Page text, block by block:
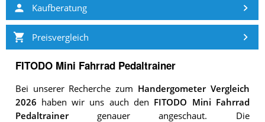
Kaufberatung
Preisvergleich
FITODO Mini Fahrrad Pedaltrainer
Bei unserer Recherche zum Handergometer Vergleich
2026 haben wir uns auch den FITODO Mini Fahrrad
Pedaltrainergenauer angeschaut. Die